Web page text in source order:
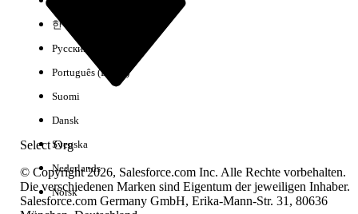
Keine Ergebnisse
Select Org
한국어
Русский
Português (Brasil)
Suomi
Dansk
Svenska
Nederlands
Norsk
© Copyright 2026, Salesforce.com Inc. Alle Rechte vorbehalten.
Die verschiedenen Marken sind Eigentum der jeweiligen Inhaber.
Salesforce.com Germany GmbH, Erika-Mann-Str. 31, 80636